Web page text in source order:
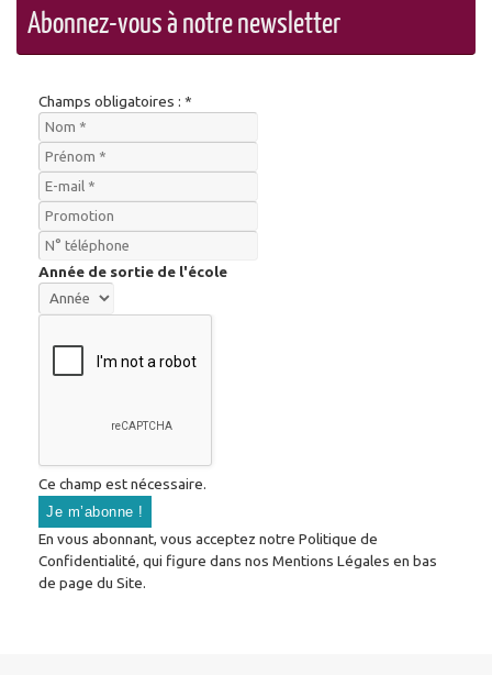
Abonnez-vous à notre newsletter
Champs obligatoires : *
Année de sortie de l'école
Ce champ est nécessaire.
En vous abonnant, vous acceptez notre Politique de
Confidentialité, qui figure dans nos Mentions Légales en bas
de page du Site.